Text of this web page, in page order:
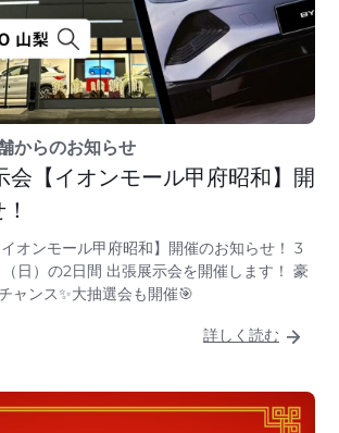
からのお知らせ
会【イオンモール甲府昭和】開
オンモール甲府昭和】開催のお知らせ！ 3
日）の2日間 出張展示会を開催します！ 豪
ャンス✨大抽選会も開催🎯
詳しく読む